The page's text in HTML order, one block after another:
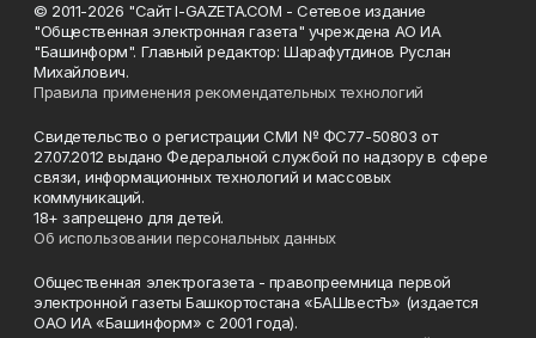
© 2011-2026 "Сайт I-GAZETA.COM - Сетевое издание
"Общественная электронная газета" учреждена АО ИА
"Башинформ". Главный редактор: Шарафутдинов Руслан
Михайлович.
Правила применения рекомендательных технологий
Свидетельство о регистрации СМИ № ФС77-50803 от
27.07.2012 выдано Федеральной службой по надзору в сфере
связи, информационных технологий и массовых
коммуникаций.
18+ запрещено для детей.
Об использовании персональных данных
Общественная электрогазета - правопреемница первой
электронной газеты Башкортостана «БАШвестЪ» (издается
ОАО ИА «Башинформ» с 2001 года).